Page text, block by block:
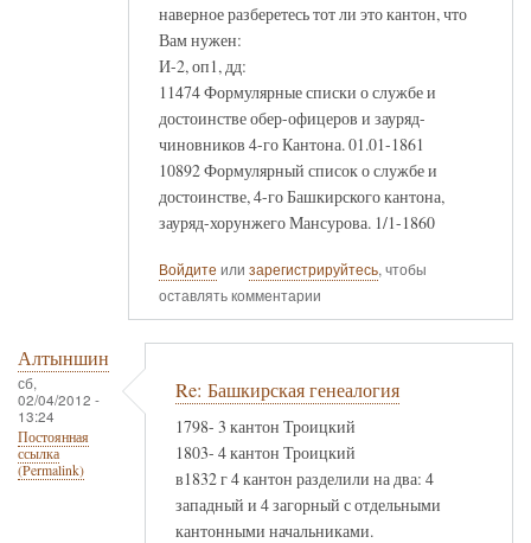
наверное разберетесь тот ли это кантон, что
Вам нужен:
И-2, оп1, дд:
11474 Формулярные списки о службе и
достоинстве обер-офицеров и зауряд-
чиновников 4-го Кантона. 01.01-1861
10892 Формулярный список о службе и
достоинстве, 4-го Башкирского кантона,
зауряд-хорунжего Мансурова. 1/1-1860
Войдите или зарегистрируйтесь, чтобы
оставлять комментарии
Алтыншин
сб,
02/04/2012 -
13:24
Постоянная
ссылка
(Permalink)
Re: Башкирская генеалогия
1798- 3 кантон Троицкий
1803- 4 кантон Троицкий
в1832 г 4 кантон разделили на два: 4
западный и 4 загорный с отдельными
кантонными начальниками.